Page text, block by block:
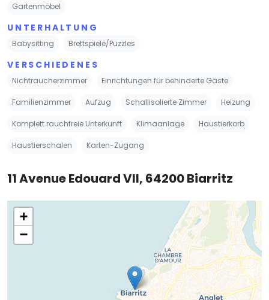
Gartenmöbel
UNTERHALTUNG
Babysitting Brettspiele/Puzzles
VERSCHIEDENES
Nichtraucherzimmer Einrichtungen für behinderte Gäste
Familienzimmer Aufzug Schallisolierte Zimmer Heizung
Komplett rauchfreie Unterkunft Klimaanlage Haustierkorb
Haustierschalen Karten-Zugang
11 Avenue Edouard VII, 64200 Biarritz
+
−